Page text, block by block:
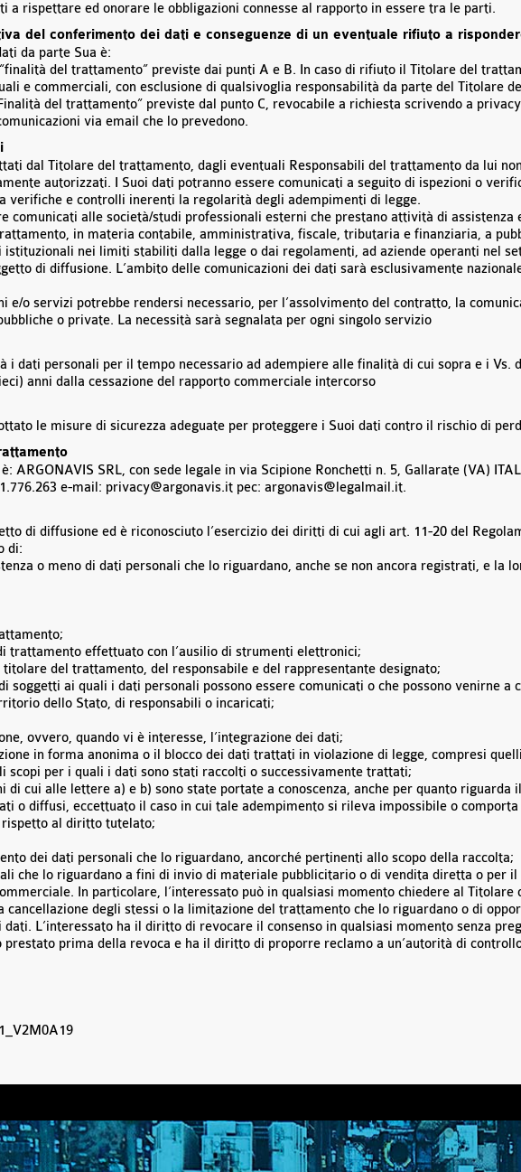
a rispettare ed onorare le obbligazioni connesse al rapporto in essere tra le parti.
del conferimento dei dati e conseguenze di un eventuale rifiuto a
da parte Sua è:
del trattamento” previste dai punti A e B. In caso di rifiuto il Titolare del
e commerciali, con esclusione di qualsivoglia responsabilità da parte del Titolare
del trattamento” previste dal punto C, revocabile a richiesta scrivendo a
via email che lo prevedono.
dal Titolare del trattamento, dagli eventuali Responsabili del trattamento da lui
autorizzati. I Suoi dati potranno essere comunicati a seguito di ispezioni o
verifiche e controlli inerenti la regolarità degli adempimenti di legge.
comunicati alle società/studi professionali esterni che prestano attività di assistenza
in materia contabile, amministrativa, fiscale, tributaria e finanziaria, a
nei limiti stabiliti dalla legge o dai regolamenti, ad aziende operanti nel
di diffusione. L’ambito delle comunicazioni dei dati sarà esclusivamente
e/o servizi potrebbe rendersi necessario, per l’assolvimento del contratto, la
o private. La necessità sarà segnalata per ogni singolo servizio
i dati personali per il tempo necessario ad adempiere alle finalità di cui sopra e i Vs.
anni dalla cessazione del rapporto commerciale intercorso
le misure di sicurezza adeguate per proteggere i Suoi dati contro il rischio di
ARGONAVIS SRL, con sede legale in via Scipione Ronchetti n. 5, Gallarate (VA)
e-mail: privacy@argonavis.it pec: argonavis@legalmail.it.
di diffusione ed è riconosciuto l’esercizio dei diritti di cui agli art. 11-20 del
di:
o meno di dati personali che lo riguardano, anche se non ancora registrati, e la
trattamento effettuato con l’ausilio di strumenti elettronici;
del trattamento, del responsabile e del rappresentante designato;
soggetti ai quali i dati personali possono essere comunicati o che possono venirne a
dello Stato, di responsabili o incaricati;
ovvero, quando vi è interesse, l’integrazione dei dati;
in forma anonima o il blocco dei dati trattati in violazione di legge, compresi
scopi per i quali i dati sono stati raccolti o successivamente trattati;
di cui alle lettere a) e b) sono state portate a conoscenza, anche per quanto riguarda
o diffusi, eccettuato il caso in cui tale adempimento si rileva impossibile o
al diritto tutelato;
dei dati personali che lo riguardano, ancorché pertinenti allo scopo della raccolta;
che lo riguardano a fini di invio di materiale pubblicitario o di vendita diretta o per
In particolare, l’interessato può in qualsiasi momento chiedere al Titolare
degli stessi o la limitazione del trattamento che lo riguardano o di
L’interessato ha il diritto di revocare il consenso in qualsiasi momento senza
prestato prima della revoca e ha il diritto di proporre reclamo a un’autorità di